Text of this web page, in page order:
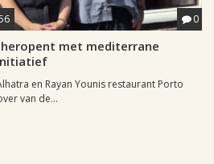
0
met mediterrane
en Rayan Younis restaurant Porto
van de...